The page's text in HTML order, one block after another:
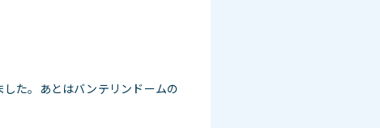
た。あとはバンテリンドームの